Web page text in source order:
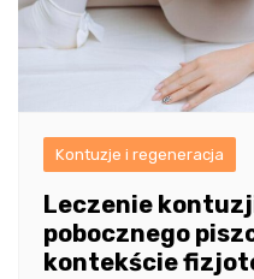
Kontuzje i regeneracja
Leczenie
pobocznego
kontekście